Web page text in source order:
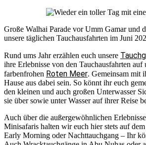
Große Walhai Parade vor Umm Gamar und
unsere täglichen Tauchausfahrten im Juni
Rund ums Jahr erzählen euch unsere
ihre Erlebnisse von den Tauchausfahrten auf
farbenfrohen Roten Meer. Gemeinsam mit
Hause aus dabei sein. So könnt ihr euch
den kleinen und auch großen Unterwasser
sie über sowie unter Wasser auf ihrer Reise
Auch über die außergewöhnlichen
Minisafaris halten wir euch hier stets auf
Early Morning oder Nachttauchgang – Ihr